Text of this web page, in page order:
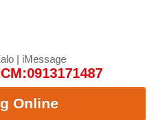
| iMessage
Online